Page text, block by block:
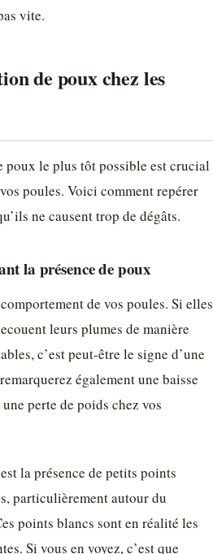
vite.
de poux chez les
poux le plus tôt possible est crucial
poules. Voici comment repérer
ne causent trop de dégâts.
la présence de poux
de vos poules. Si elles
leurs plumes de manière
c’est peut-être le signe d’une
également une baisse
perte de poids chez vos
la présence de petits points
particulièrement autour du
points blancs sont en réalité les
Si vous en voyez, c’est que